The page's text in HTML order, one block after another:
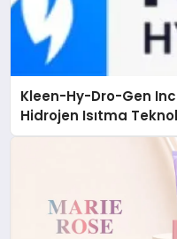
Kleen-Hy-Dro-Gen
Hidrojen Isıtma
Düzenleyici